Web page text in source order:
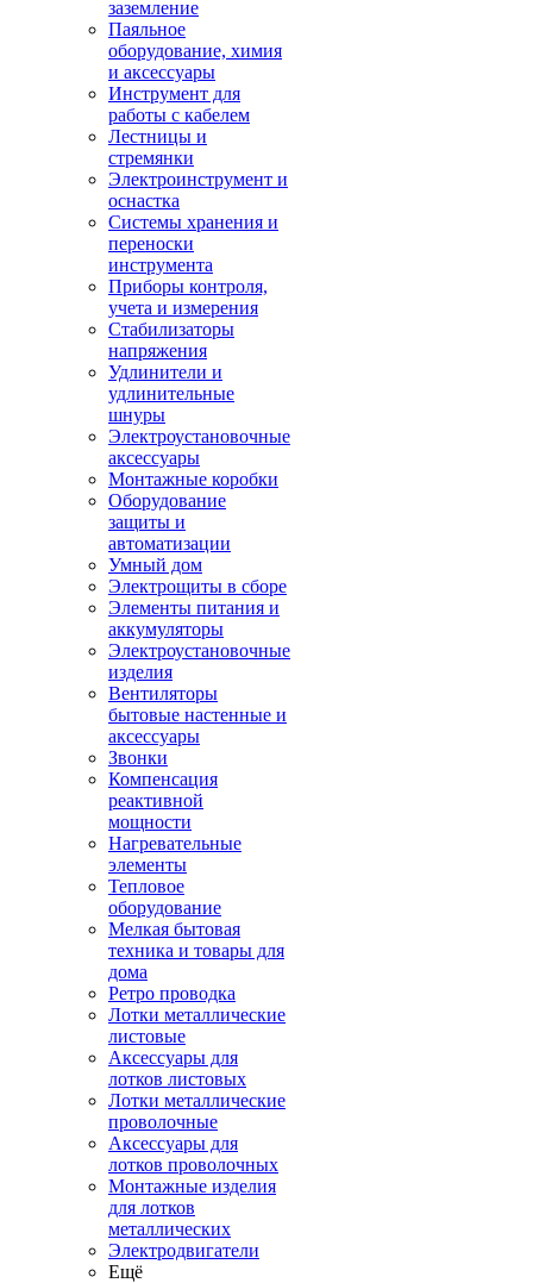
заземление
Паяльное
оборудование, химия
и аксессуары
Инструмент для
работы с кабелем
Лестницы и
стремянки
Электроинструмент и
оснастка
Системы хранения и
переноски
инструмента
Приборы контроля,
учета и измерения
Стабилизаторы
напряжения
Удлинители и
удлинительные
шнуры
Электроустановочные
аксессуары
Монтажные коробки
Оборудование
защиты и
автоматизации
Умный дом
Электрощиты в сборе
Элементы питания и
аккумуляторы
Электроустановочные
изделия
Вентиляторы
бытовые настенные и
аксессуары
Звонки
Компенсация
реактивной
мощности
Нагревательные
элементы
Тепловое
оборудование
Мелкая бытовая
техника и товары для
дома
Ретро проводка
Лотки металлические
листовые
Аксессуары для
лотков листовых
Лотки металлические
проволочные
Аксессуары для
лотков проволочных
Монтажные изделия
для лотков
металлических
Электродвигатели
Ещё